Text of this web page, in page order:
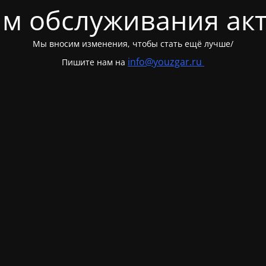
обслуживания
Мы вносим изменения, чтобы стать ещё лучше/
Пишите нам на info@youzgar.ru